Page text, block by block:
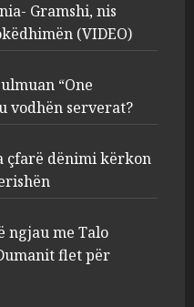
të maskuar
“One Albania”,
fsheh. A u vodhën
jep pretencën, ja
kërkon për
2025
Gramshi, nis
(VIDEO)
“One
vodhën serverat?
çfarë dënimi kërkon
ngjau me Talo
flet për